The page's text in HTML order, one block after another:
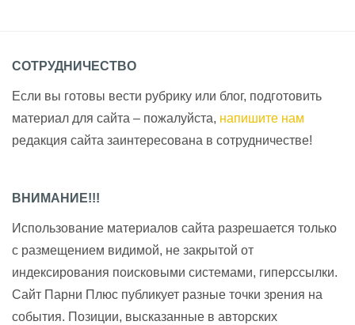
СОТРУДНИЧЕСТВО
Если вы готовы вести рубрику или блог, подготовить
материал для сайта – пожалуйста, напишите нам
редакция сайта заинтересована в сотрудничестве!
ВНИМАНИЕ!!!
Использование материалов сайта разрешается только
с размещением видимой, не закрытой от
индексирования поисковыми системами, гиперссылки.
Сайт Парни Плюс публикует разные точки зрения на
события. Позиции, высказанные в авторских